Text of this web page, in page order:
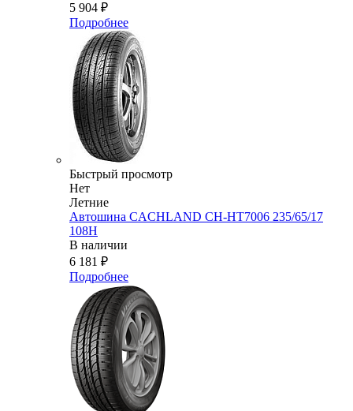
5 904 ₽
Подробнее
Быстрый просмотр
Нет
Летние
Автошина CACHLAND CH-HT7006 235/65/17
108H
В наличии
6 181 ₽
Подробнее